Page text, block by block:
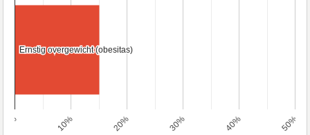
0% 10% 20% 30% 40% 50%
Ernstig overgewicht (obesitas)
Ernstig overgewicht (obesitas)